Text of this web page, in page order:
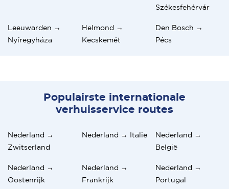
Székesfehérvár
Leeuwarden →
Nyíregyháza
Helmond →
Kecskemét
Den Bosch →
Pécs
Populairste internationale
verhuisservice routes
Nederland →
Zwitserland
Nederland → Italië
Nederland →
België
Nederland →
Oostenrijk
Nederland →
Frankrijk
Nederland →
Portugal